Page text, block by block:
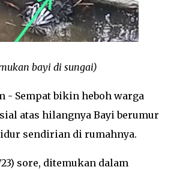
bayi di sungai)
- Sempat bikin heboh warga
atas hilangnya Bayi berumur
sendirian di rumahnya.
23) sore, ditemukan dalam